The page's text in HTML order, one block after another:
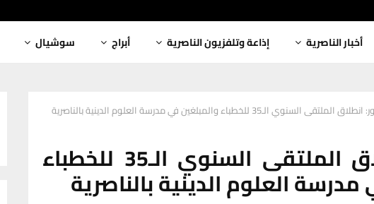
أخبار الناصرية إذاعة وتلفزيون الناصرية أبراج سوشيال
الملتقى السنوي الـ35 للخطباء والمبلغين في مدرسة العلوم الدينية بالناصرية
بالصور: انطلاق الملتقى السنوي الـ35 للخطباء
العلوم الدينية بالناصرية